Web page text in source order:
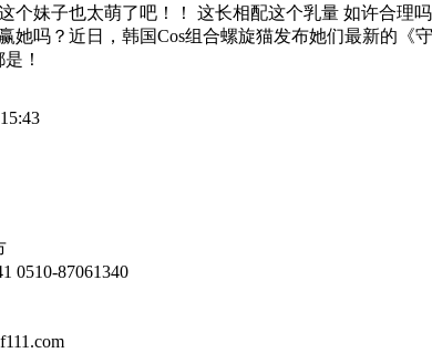
个妹子也太萌了吧！！ 这长相配这个乳量 如许合理
她吗？近日，韩国Cos组合螺旋猫发布她们最新的《
！
0510-87061340